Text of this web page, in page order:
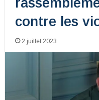
contre les
2 juillet 2023